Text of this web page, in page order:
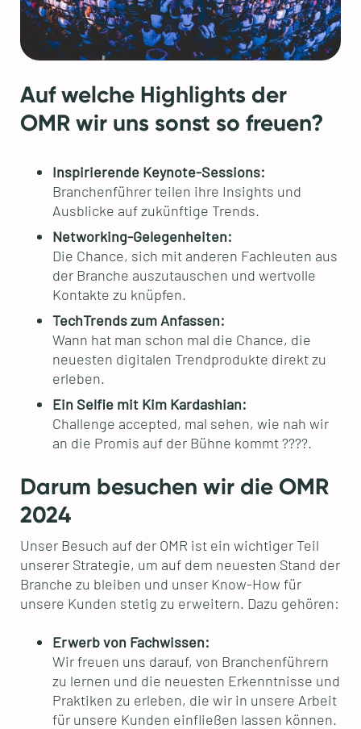
Auf welche Highlights der
OMR wir uns sonst so freuen?
Inspirierende Keynote-Sessions:
Branchenführer teilen ihre Insights und
Ausblicke auf zukünftige Trends.
Networking-Gelegenheiten:
Die Chance, sich mit anderen Fachleuten aus
der Branche auszutauschen und wertvolle
Kontakte zu knüpfen.
TechTrends zum Anfassen:
Wann hat man schon mal die Chance, die
neuesten digitalen Trendprodukte direkt zu
erleben.
Ein Selfie mit Kim Kardashian:
Challenge accepted, mal sehen, wie nah wir
an die Promis auf der Bühne kommt ????.
Darum besuchen wir die OMR
2024
Unser Besuch auf der OMR ist ein wichtiger Teil
unserer Strategie, um auf dem neuesten Stand der
Branche zu bleiben und unser Know-How für
unsere Kunden stetig zu erweitern. Dazu gehören:
Erwerb von Fachwissen:
Wir freuen uns darauf, von Branchenführern
zu lernen und die neuesten Erkenntnisse und
Praktiken zu erleben, die wir in unsere Arbeit
für unsere Kunden einfließen lassen können.